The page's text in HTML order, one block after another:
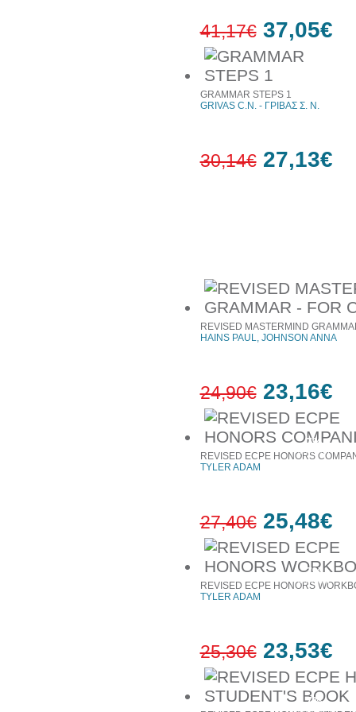
41,17€ 37,05€
GRAMMAR STEPS 1
GRIVAS C.N. - ΓΡΙΒΑΣ Σ. Ν.
30,14€ 27,13€
7%
έκπτωση
REVISED MASTERMIND
HAINS PAUL, JOHNSON ANNA
24,90€ 23,16€
7%
έκπτωση
REVISED ECPE HONORS
TYLER ADAM
27,40€ 25,48€
7%
έκπτωση
REVISED ECPE HONORS
TYLER ADAM
25,30€ 23,53€